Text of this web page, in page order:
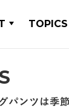
TOPICS
パンツは季